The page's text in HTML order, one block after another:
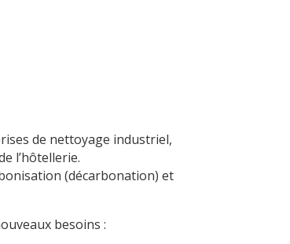
de nettoyage industriel,
l’hôtellerie.
(décarbonation) et
besoins :